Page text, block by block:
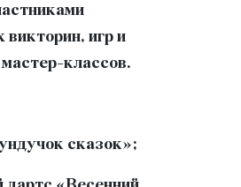
викторин, игр и
классов.
сказок»;